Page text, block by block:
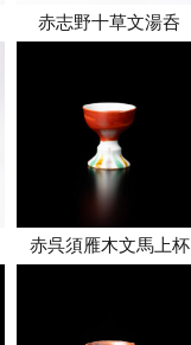
赤志野十草文湯呑
赤呉須雁木文馬上杯